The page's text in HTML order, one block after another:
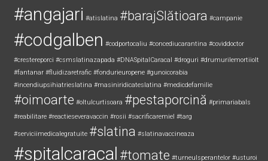
#angajari #atislatina #barajSlătioara #campanie
#codgalben #codportocaliu #concediucarantina #coviddoctor
#crestereporci #csmslatinazapada #DNASpitalCaracal #droguri #drumurilemortiiolt
#fantanar #fluidizaretrafic #fondurieuropene #gunoicorabia
#incendiupsihiatrieslatina #masiniridicateslatina #medicdefamilie
#oimoarte #oltulcurtisoara #pestaporcină #primariabals
#reabilitare #reactieseveravaccin #rosii #sacrificaremiel #targ
#serviciimedicalegratuite #slatina #slatinavaccineaza
#spitalcaracal #tomate #turneulsperantelor #usturoi